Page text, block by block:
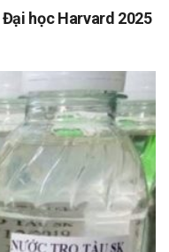
học Harvard 2025